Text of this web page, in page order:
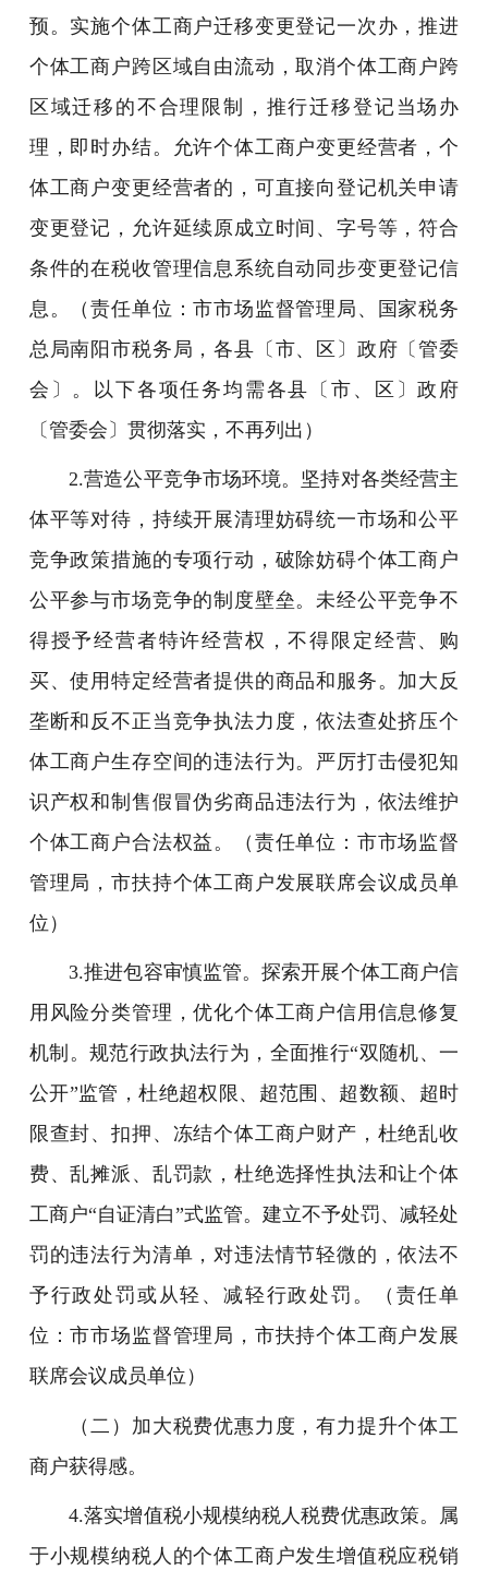
预。实施个体工商户迁移变更登记一次办，推进
个体工商户跨区域自由流动，取消个体工商户跨
区域迁移的不合理限制，推行迁移登记当场办
理，即时办结。允许个体工商户变更经营者，个
体工商户变更经营者的，可直接向登记机关申请
变更登记，允许延续原成立时间、字号等，符合
条件的在税收管理信息系统自动同步变更登记信
息。（责任单位：市市场监督管理局、国家税务
总局南阳市税务局，各县〔市、区〕政府〔管委
会〕。以下各项任务均需各县〔市、区〕政府
〔管委会〕贯彻落实，不再列出）
2.营造公平竞争市场环境。坚持对各类经营主
体平等对待，持续开展清理妨碍统一市场和公平
竞争政策措施的专项行动，破除妨碍个体工商户
公平参与市场竞争的制度壁垒。未经公平竞争不
得授予经营者特许经营权，不得限定经营、购
买、使用特定经营者提供的商品和服务。加大反
垄断和反不正当竞争执法力度，依法查处挤压个
体工商户生存空间的违法行为。严厉打击侵犯知
识产权和制售假冒伪劣商品违法行为，依法维护
个体工商户合法权益。（责任单位：市市场监督
管理局，市扶持个体工商户发展联席会议成员单
位）
3.推进包容审慎监管。探索开展个体工商户信
用风险分类管理，优化个体工商户信用信息修复
机制。规范行政执法行为，全面推行“双随机、一
公开”监管，杜绝超权限、超范围、超数额、超时
限查封、扣押、冻结个体工商户财产，杜绝乱收
费、乱摊派、乱罚款，杜绝选择性执法和让个体
工商户“自证清白”式监管。建立不予处罚、减轻处
罚的违法行为清单，对违法情节轻微的，依法不
予行政处罚或从轻、减轻行政处罚。（责任单
位：市市场监督管理局，市扶持个体工商户发展
联席会议成员单位）
（二）加大税费优惠力度，有力提升个体工
商户获得感。
4.落实增值税小规模纳税人税费优惠政策。属
于小规模纳税人的个体工商户发生增值税应税销